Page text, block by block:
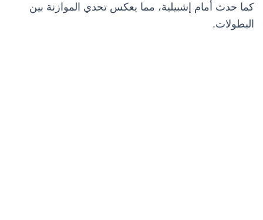
كما حدث أمام إشبيلية، مما يعكس تحدي الموازنة بين
البطولات.